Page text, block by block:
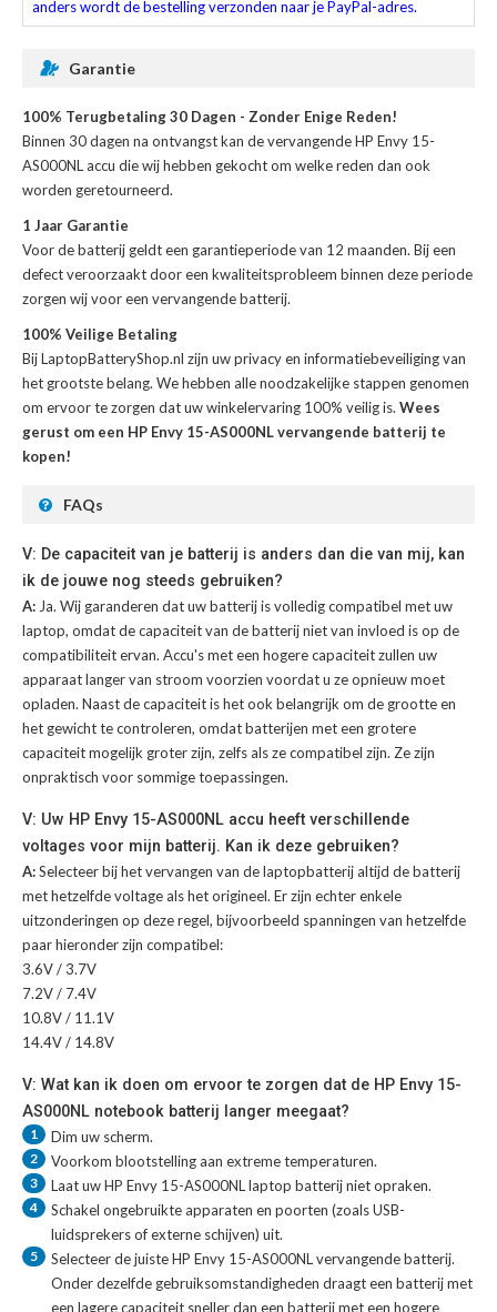
anders wordt de bestelling verzonden naar je PayPal-adres.
Garantie
100% Terugbetaling 30 Dagen - Zonder Enige Reden!
Binnen 30 dagen na ontvangst kan devervangende HP Envy 15-
AS000NL accu die wij hebben gekocht om welke reden dan ook
worden geretourneerd.
1 Jaar Garantie
Voor debatterij geldt een garantieperiode van 12 maanden. Bij een
defect veroorzaakt door een kwaliteitsprobleem binnen deze periode
zorgen wij voor een vervangende batterij.
100% Veilige Betaling
Bij LaptopBatteryShop.nl zijn uw privacy en informatiebeveiliging van
het grootste belang. We hebben alle noodzakelijke stappen genomen
om ervoor te zorgen dat uw winkelervaring 100% veilig is. Wees
gerust om een HP Envy 15-AS000NL vervangende batterij te
kopen!
FAQs
V: De capaciteit van je batterij is anders dan die van mij, kan
ik de jouwe nog steeds gebruiken?
A: Ja. Wij garanderen dat uw batterij is volledig compatibel met uw
laptop, omdat de capaciteit van de batterij niet van invloed is op de
compatibiliteit ervan. Accu's met een hogere capaciteit zullen uw
apparaat langer van stroom voorzien voordat u ze opnieuw moet
opladen. Naast de capaciteit is het ook belangrijk om de grootte en
het gewicht te controleren, omdat batterijen met een grotere
capaciteit mogelijk groter zijn, zelfs als ze compatibel zijn. Ze zijn
onpraktisch voor sommige toepassingen.
V: Uw HP Envy 15-AS000NL accu heeft verschillende
voltages voor mijn batterij. Kan ik deze gebruiken?
A:Selecteer bij het vervangen van de laptopbatterij altijd de batterij
met hetzelfde voltage als het origineel. Er zijn echter enkele
uitzonderingen op deze regel, bijvoorbeeld spanningen van hetzelfde
paar hieronder zijn compatibel:
3.6V / 3.7V
7.2V / 7.4V
10.8V / 11.1V
14.4V / 14.8V
V: Wat kan ik doen om ervoor te zorgen dat de HP Envy 15-
AS000NL notebook batterij langer meegaat?
1 Dim uw scherm.
2 Voorkom blootstelling aan extreme temperaturen.
3 Laat uwHP Envy 15-AS000NL laptop batterijniet opraken.
4
Schakel ongebruikte apparaten en poorten (zoals USB-
luidsprekers of externe schijven) uit.
5 Selecteer de juisteHP Envy 15-AS000NL vervangende batterij.
Onder dezelfde gebruiksomstandigheden draagt een batterij met
een lagere capaciteit sneller dan een batterij met een hogere